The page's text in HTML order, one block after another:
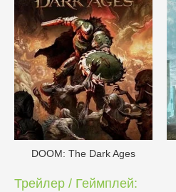
DOОM: The Dark Ages
Трейлер / Геймплей: